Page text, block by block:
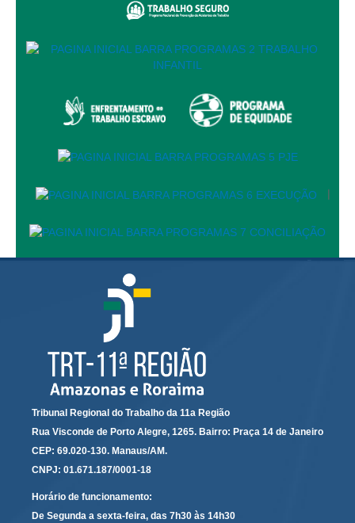
Portal Execução
Portal Proad
Pequeno Valor
Programa Aprendizagem
Protocolo Eletrônico
Busca Geral
Portal de Doações do TRT11
Pesquisa de metas Nacionais
Acessibilidade
Editais de Credenciamento
Pontos de Inclusão Digital
Monitoramento do Serviços de TIC
Conexão Inclusiva
Inscrições
Informe de Rendimentos - 2026
Notícias
|
Tribunal Regional do Trabalho da 11a Região
Rua Visconde de Porto Alegre, 1265. Bairro: Praça 14 de Janeiro
CEP: 69.020-130. Manaus/AM.
CNPJ: 01.671.187/0001-18
Horário de funcionamento:
De Segunda a sexta-feira, das 7h30 às 14h30